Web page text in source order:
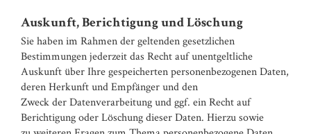
Auskunft, Berichtigung und Löschung
Sie haben im Rahmen der geltenden gesetzlichen
Bestimmungen jederzeit das Recht auf unentgeltliche
Auskunft über Ihre gespeicherten personenbezogenen Daten,
deren Herkunft und Empfänger und den
Zweck der Datenverarbeitung und ggf. ein Recht auf
Berichtigung oder Löschung dieser Daten. Hierzu sowie